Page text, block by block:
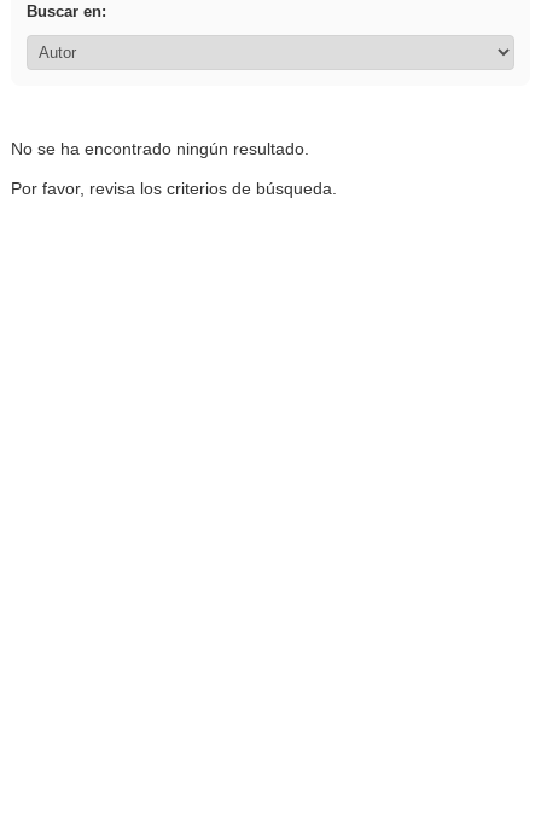
Buscar en:
No se ha encontrado ningún resultado.
Por favor, revisa los criterios de búsqueda.